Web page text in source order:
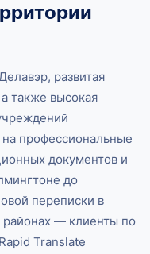
развитая
также высокая
профессиональные
документов и
до
переписки в
— клиенты по
Translate